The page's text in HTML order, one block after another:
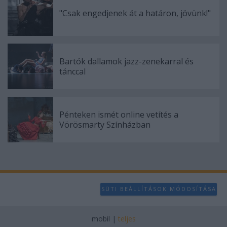
"Csak engedjenek át a határon, jövünk!"
Bartók dallamok jazz-zenekarral és
tánccal
Pénteken ismét online vetítés a
Vörösmarty Színházban
SÜTI BEÁLLÍTÁSOK MÓDOSÍTÁSA
mobil | teljes